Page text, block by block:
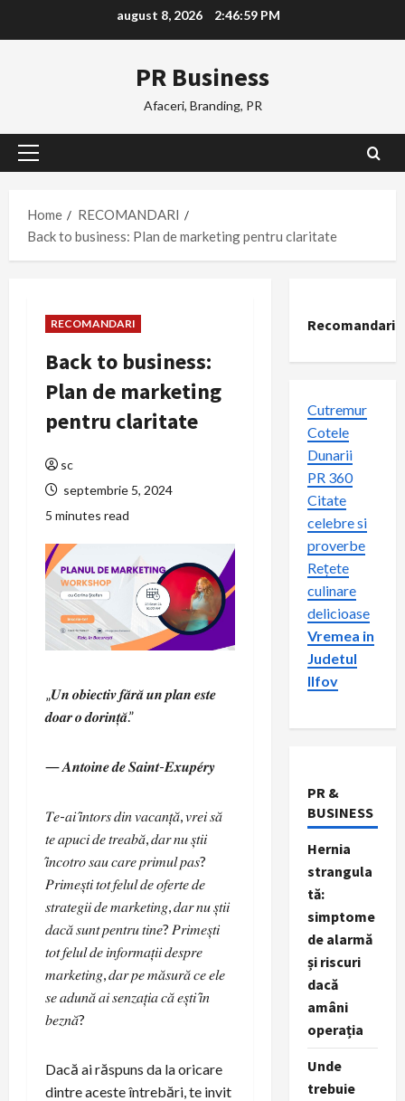
august 8, 2026 2:47:00 PM
PR Business
Afaceri, Branding, PR
Primary
Home
RECOMANDARI
Back to business: Plan de marketing pentru claritate
RECOMANDARI
Back to business:
Plan de marketing
pentru claritate
sc
septembrie 5, 2024
5 minutes read
„𝑼𝒏 𝒐𝒃𝒊𝒆𝒄𝒕𝒊𝒗 𝒇𝒂̆𝒓𝒂̆ 𝒖𝒏 𝒑𝒍𝒂𝒏 𝒆𝒔𝒕𝒆
𝒅𝒐𝒂𝒓 𝒐 𝒅𝒐𝒓𝒊𝒏𝒕̦𝒂̆.”
― 𝑨𝒏𝒕𝒐𝒊𝒏𝒆 𝒅𝒆 𝑺𝒂𝒊𝒏𝒕-𝑬𝒙𝒖𝒑𝒆́𝒓𝒚
𝑇𝑒-𝑎𝑖 𝑖̂𝑛𝑡𝑜𝑟𝑠 𝑑𝑖𝑛 𝑣𝑎𝑐𝑎𝑛𝑡̦𝑎̆, 𝑣𝑟𝑒𝑖 𝑠𝑎̆
𝑡𝑒 𝑎𝑝𝑢𝑐𝑖 𝑑𝑒 𝑡𝑟𝑒𝑎𝑏𝑎̆, 𝑑𝑎𝑟 𝑛𝑢 𝑠̦𝑡𝑖𝑖
𝑖̂𝑛𝑐𝑜𝑡𝑟𝑜 𝑠𝑎𝑢 𝑐𝑎𝑟𝑒 𝑝𝑟𝑖𝑚𝑢𝑙 𝑝𝑎𝑠?
𝑃𝑟𝑖𝑚𝑒𝑠̦𝑡𝑖 𝑡𝑜𝑡 𝑓𝑒𝑙𝑢𝑙 𝑑𝑒 𝑜𝑓𝑒𝑟𝑡𝑒 𝑑𝑒
𝑠𝑡𝑟𝑎𝑡𝑒𝑔𝑖𝑖 𝑑𝑒 𝑚𝑎𝑟𝑘𝑒𝑡𝑖𝑛𝑔, 𝑑𝑎𝑟 𝑛𝑢 𝑠̦𝑡𝑖𝑖
𝑑𝑎𝑐𝑎̆ 𝑠𝑢𝑛𝑡 𝑝𝑒𝑛𝑡𝑟𝑢 𝑡𝑖𝑛𝑒? 𝑃𝑟𝑖𝑚𝑒𝑠̦𝑡𝑖
𝑡𝑜𝑡 𝑓𝑒𝑙𝑢𝑙 𝑑𝑒 𝑖𝑛𝑓𝑜𝑟𝑚𝑎𝑡̦𝑖𝑖 𝑑𝑒𝑠𝑝𝑟𝑒
𝑚𝑎𝑟𝑘𝑒𝑡𝑖𝑛𝑔, 𝑑𝑎𝑟 𝑝𝑒 𝑚𝑎̆𝑠𝑢𝑟𝑎̆ 𝑐𝑒 𝑒𝑙𝑒
𝑠𝑒 𝑎𝑑𝑢𝑛𝑎̆ 𝑎𝑖 𝑠𝑒𝑛𝑧𝑎𝑡̦𝑖𝑎 𝑐𝑎̆ 𝑒𝑠̦𝑡𝑖 𝑖̂𝑛
𝑏𝑒𝑧𝑛𝑎̆?
Dacă ai răspuns da la oricare
dintre aceste întrebări, te invit
Recomandari
Cutremur
Cotele
Dunarii
PR 360
Citate
celebre si
proverbe
Rețete
culinare
delicioase
Vremea in
Judetul
Ilfov
PR &
BUSINESS
Hernia
strangula
tă:
simptome
de alarmă
și riscuri
dacă
amâni
operația
Unde
trebuie